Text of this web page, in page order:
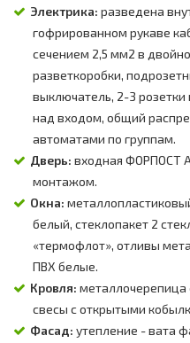
Электрика: разведена
гофрированном рукаве
сечением 2,5 мм2 в
разветкоробки,
выключатель, 2-3
над входом, общий
автоматами по группам.
Дверь: входная ФОРПОСТ
монтажом.
Окна:
белый, стеклопакет 2
«термофлот», отливы
ПВХ белые.
Кровля: металлочерепица
свесы с открытыми
Фасад: утепление - вата